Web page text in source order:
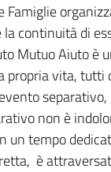
Famiglie
continuità di
Mutuo Aiuto è
propria vita, tutti
separativo,
non è
un tempo
è